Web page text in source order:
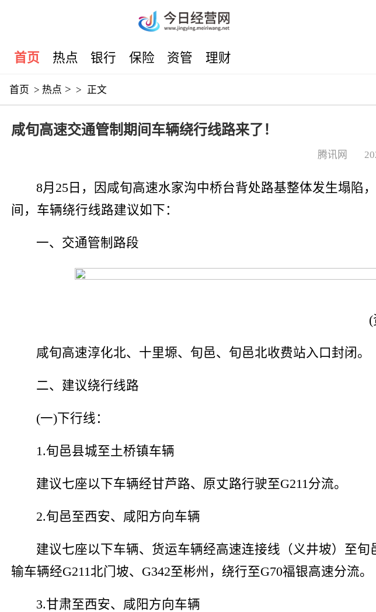
首页 热点 银行 保险 资管 理财
首页 > 热点 > > 正文
咸旬高速交通管制期间车辆绕行线路来了！
腾讯网
8月25日，因咸旬高速水家沟中桥台背处路基整体发生塌陷
间，车辆绕行线路建议如下：
一、交通管制路段
咸旬高速淳化北、十里塬、旬邑、旬邑北收费站入口封闭。
二、建议绕行线路
(一)下行线：
1.旬邑县城至土桥镇车辆
建议七座以下车辆经甘芦路、原丈路行驶至G211分流。
2.旬邑至西安、咸阳方向车辆
建议七座以下车辆、货运车辆经高速连接线（义井坡）至
输车辆经G211北门坡、G342至彬州，绕行至G70福银高速分流。
3.甘肃至西安、咸阳方向车辆